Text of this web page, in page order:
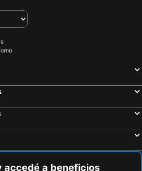
accedé a beneficios